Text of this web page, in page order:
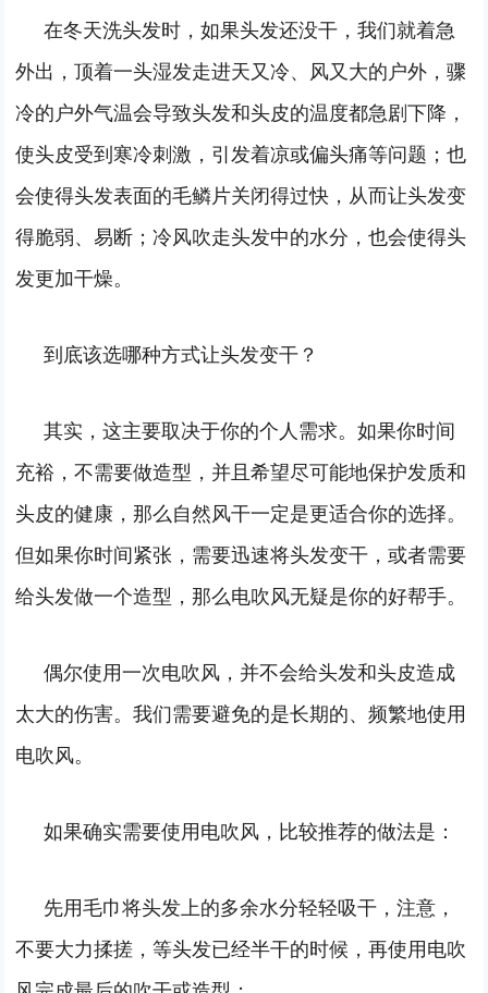
在冬天洗头发时，如果头发还没干，我们就着急
外出，顶着一头湿发走进天又冷、风又大的户外，骤
冷的户外气温会导致头发和头皮的温度都急剧下降，
使头皮受到寒冷刺激，引发着凉或偏头痛等问题；也
会使得头发表面的毛鳞片关闭得过快，从而让头发变
得脆弱、易断；冷风吹走头发中的水分，也会使得头
发更加干燥。
到底该选哪种方式让头发变干？
其实，这主要取决于你的个人需求。如果你时间
充裕，不需要做造型，并且希望尽可能地保护发质和
头皮的健康，那么自然风干一定是更适合你的选择。
但如果你时间紧张，需要迅速将头发变干，或者需要
给头发做一个造型，那么电吹风无疑是你的好帮手。
偶尔使用一次电吹风，并不会给头发和头皮造成
太大的伤害。我们需要避免的是长期的、频繁地使用
电吹风。
如果确实需要使用电吹风，比较推荐的做法是：
先用毛巾将头发上的多余水分轻轻吸干，注意，
不要大力揉搓，等头发已经半干的时候，再使用电吹